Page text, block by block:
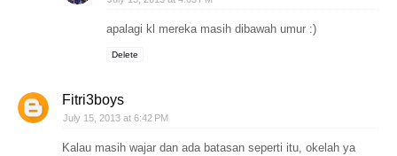
apalagi kl mereka masih dibawah umur :)
Delete
Fitri3boys
July 15, 2013 at 6:42 PM
Kalau masih wajar dan ada batasan seperti itu, okelah ya